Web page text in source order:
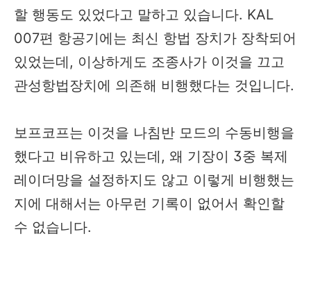
할 행동도 있었다고 말하고 있습니다. KAL
007편 항공기에는 최신 항법 장치가 장착되어
있었는데, 이상하게도 조종사가 이것을 끄고
관성항법장치에 의존해 비행했다는 것입니다.
보프코프는 이것을 나침반 모드의 수동비행을
했다고 비유하고 있는데, 왜 기장이 3중 복제
레이더망을 설정하지도 않고 이렇게 비행했는
지에 대해서는 아무런 기록이 없어서 확인할
수 없습니다.